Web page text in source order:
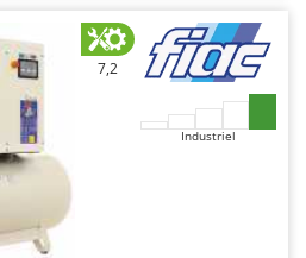
7,2
Industriel